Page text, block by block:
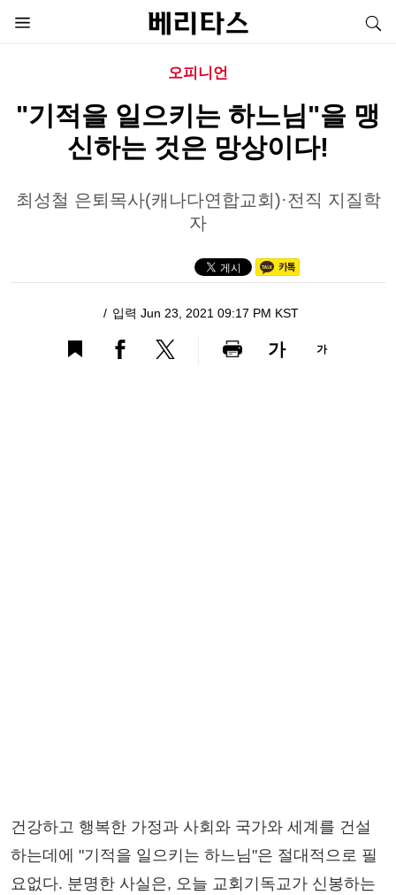
오피니언
"기적을 일으키는 하느님"을 맹
신하는 것은 망상이다!
최성철 은퇴목사(캐나다연합교회)·전직 지질학
자
입력 Jun 23, 2021 09:17 PM KST
가 가
건강하고 행복한 가정과 사회와 국가와 세계를 건설
하는데에 "기적을 일으키는 하느님"은 절대적으로 필
요없다. 분명한 사실은, 오늘 교회기독교가 신봉하는